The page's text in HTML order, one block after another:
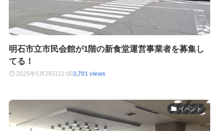
明石市立市民会館が1階の新食堂運営事業者を募集し
てる！
2025年5月28日 21:003,701 views
イベント